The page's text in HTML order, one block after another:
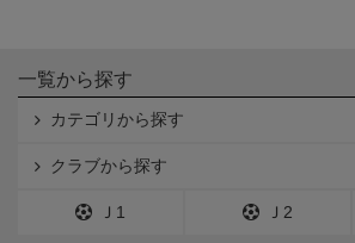
一覧から探す
カテゴリから探す
クラブから探す
Ｊ1 Ｊ2